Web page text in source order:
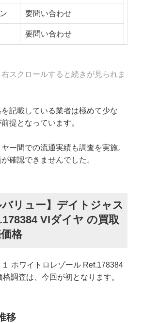
要問い合わせ
要問い合わせ
スクロールすると続きが見られま
記載している業者は極めて少な
提となっています。
ー間での流通実績も調査を実施。
確認できませんでした。
バリュー】デイトジャス
VIダイヤ の買取
格
ホワイトロレゾール Ref.178384
調査は、今回が初となります。
移